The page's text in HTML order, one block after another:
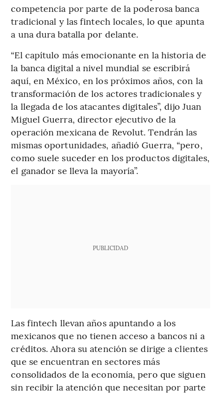
competencia por parte de la poderosa banca
tradicional y las fintech locales, lo que apunta
a una dura batalla por delante.
“El capítulo más emocionante en la historia de
la banca digital a nivel mundial se escribirá
aquí, en México, en los próximos años, con la
transformación de los actores tradicionales y
la llegada de los atacantes digitales”, dijo Juan
Miguel Guerra, director ejecutivo de la
operación mexicana de Revolut. Tendrán las
mismas oportunidades, añadió Guerra, “pero,
como suele suceder en los productos digitales,
el ganador se lleva la mayoría”.
PUBLICIDAD
Las fintech llevan años apuntando a los
mexicanos que no tienen acceso a bancos ni a
créditos. Ahora su atención se dirige a clientes
que se encuentran en sectores más
consolidados de la economía, pero que siguen
sin recibir la atención que necesitan por parte